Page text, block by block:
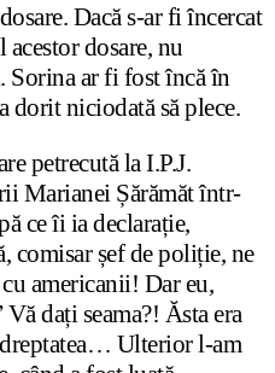
Dacă s-ar fi încercat
dosare, nu
Sorina ar fi fost încă în
dorit niciodată să plece.
petrecută la I.P.J.
Marianei Șărămăt într-
ce îi ia declarație,
comisar șef de poliție, ne
americanii! Dar eu,
dați seama?! Ăsta era
dreptatea… Ulterior l-am